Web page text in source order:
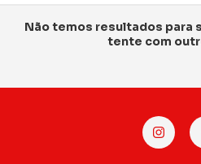
Não temos resultados para
tente com